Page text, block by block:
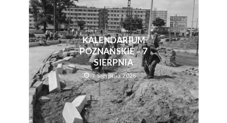
KALENDARIUM
POZNAŃSKIE – 7
SIERPNIA
7 Sierpnia 2026